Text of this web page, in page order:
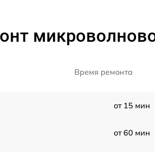
Время ремонта
от 15 мин
от 60 мин